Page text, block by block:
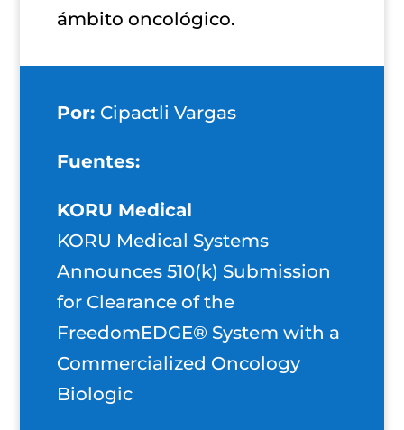
ámbito oncológico.
Por: Cipactli Vargas
Fuentes:
KORU Medical
KORU Medical Systems
Announces 510(k) Submission
for Clearance of the
FreedomEDGE® System with a
Commercialized Oncology
Biologic